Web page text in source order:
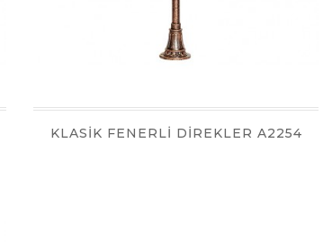
KLASİK FENERLİ DİREKLER A2254